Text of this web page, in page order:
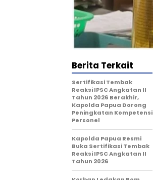
Berita Terkait
Sertifikasi Tembak
Reaksi IPSC Angkatan II
Tahun 2026 Berakhir,
Kapolda Papua Dorong
Peningkatan Kompetensi
Personel
Kapolda Papua Resmi
Buka Sertifikasi Tembak
Reaksi IPSC Angkatan II
Tahun 2026